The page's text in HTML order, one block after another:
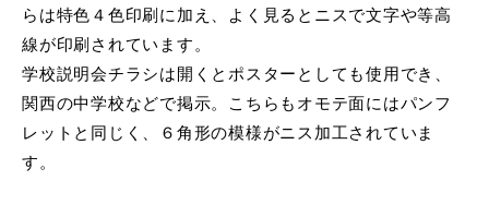
らは特色４色印刷に加え、よく見るとニスで文字や等高
線が印刷されています。
学校説明会チラシは開くとポスターとしても使用でき、
関西の中学校などで掲示。こちらもオモテ面にはパンフ
レットと同じく、６角形の模様がニス加工されていま
す。